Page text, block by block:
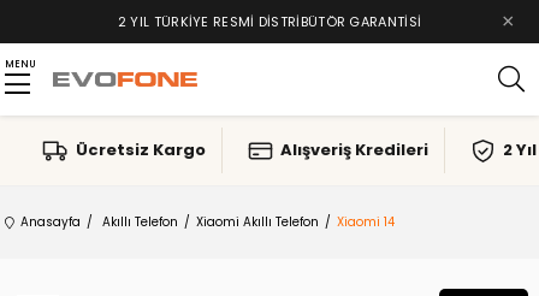
2 YIL TÜRKIYE RESMI DISTRIBÜTÖR GARANTISI ×
MENU
Ücretsiz Kargo Alışveriş Kredileri 2
Anasayfa Akıllı Telefon Xiaomi Akıllı Telefon Xiaomi 14